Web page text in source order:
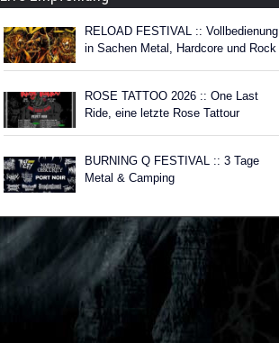
RELOAD FESTIVAL :: Vollbedienung
in Sachen Metal, Hardcore und Rock
ROSE TATTOO 2026 :: One Last
Ride, eine letzte Rose Tattour
BURNING Q FESTIVAL :: 3 Tage
Metal & Camping